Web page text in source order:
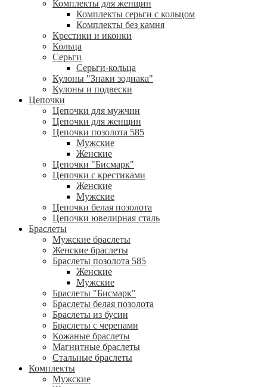
Комплекты для женщин
Комплекты серьги с кольцом
Комплекты без камня
Крестики и иконки
Кольца
Серьги
Серьги-кольца
Кулоны "Знаки зодиака"
Кулоны и подвески
Цепочки
Цепочки для мужчин
Цепочки для женщин
Цепочки позолота 585
Мужские
Женские
Цепочки "Бисмарк"
Цепочки с крестиками
Женские
Мужские
Цепочки белая позолота
Цепочки ювелирная сталь
Браслеты
Мужские браслеты
Женские браслеты
Браслеты позолота 585
Женские
Мужские
Браслеты "Бисмарк"
Браслеты белая позолота
Браслеты из бусин
Браслеты с черепами
Кожаные браслеты
Магнитные браслеты
Стальные браслеты
Комплекты
Мужские